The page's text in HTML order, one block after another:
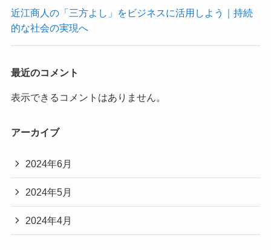
近江商人の「三方よし」をビジネスに活用しよう｜持続
的な社会の実現へ
最近のコメント
表示できるコメントはありません。
アーカイブ
2024年6月
2024年5月
2024年4月